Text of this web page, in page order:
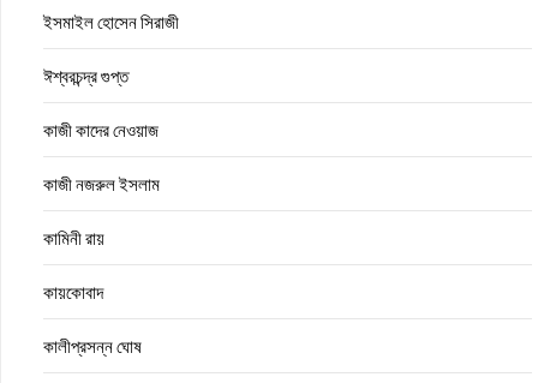
ইসমাইল হোসেন সিরাজী
ঈশ্বরচন্দ্র গুপ্ত
কাজী কাদের নেওয়াজ
কাজী নজরুল ইসলাম
কামিনী রায়
কায়কোবাদ
কালীপ্রসন্ন ঘোষ